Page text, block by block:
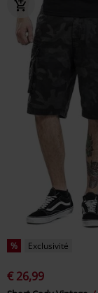
% Exclusivité
€ 26,99